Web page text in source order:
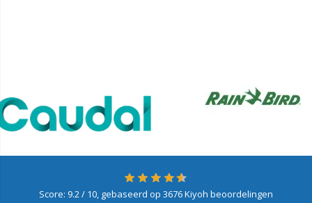
Score: 9.2/ 10, gebaseerd op 3676Kiyoh beoordelingen